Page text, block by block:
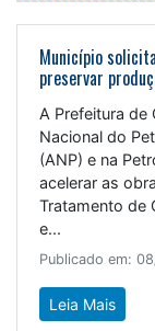
Município
preservar
A Prefeitura de
Nacional do
(ANP) e na
acelerar as
Tratamento de
e...
Publicado em:
Leia Mais